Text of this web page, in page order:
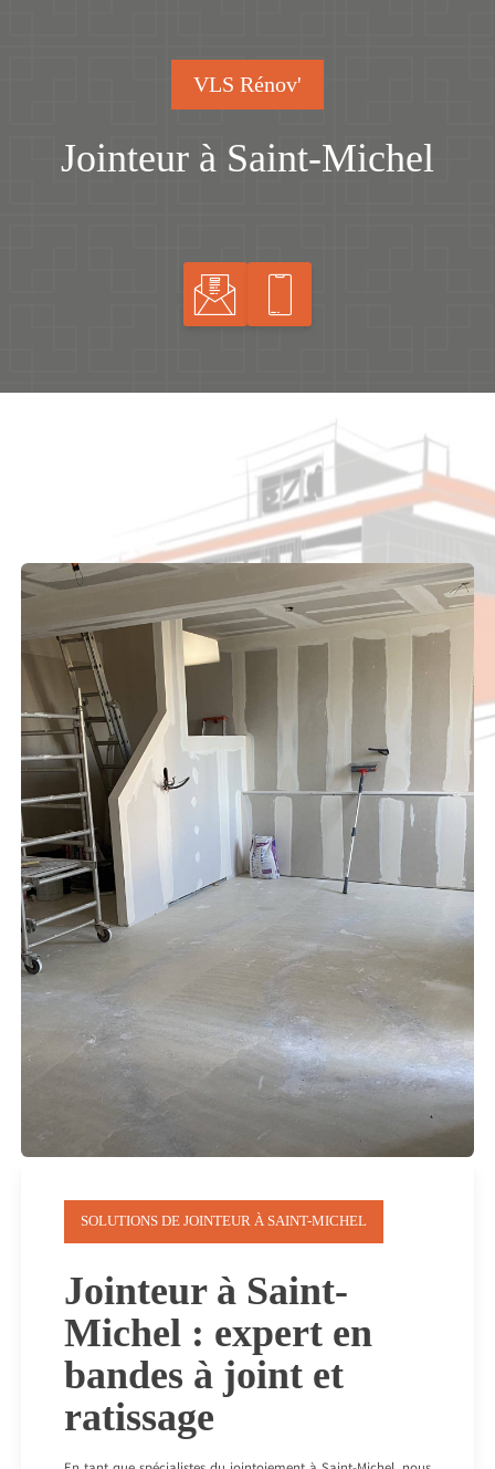
VLS Rénov'
Jointeur à Saint-Michel
SOLUTIONS DE JOINTEUR À SAINT-MICHEL
Jointeur à Saint-
Michel : expert en
bandes à joint et
ratissage